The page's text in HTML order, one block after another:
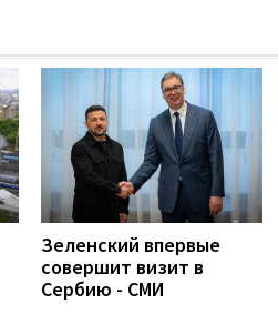
Зеленский впервые
совершит визит в
Сербию - СМИ